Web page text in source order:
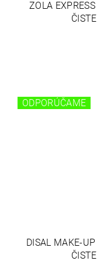
ZOLA
ODPORÚČAME
DISAL MAKE-